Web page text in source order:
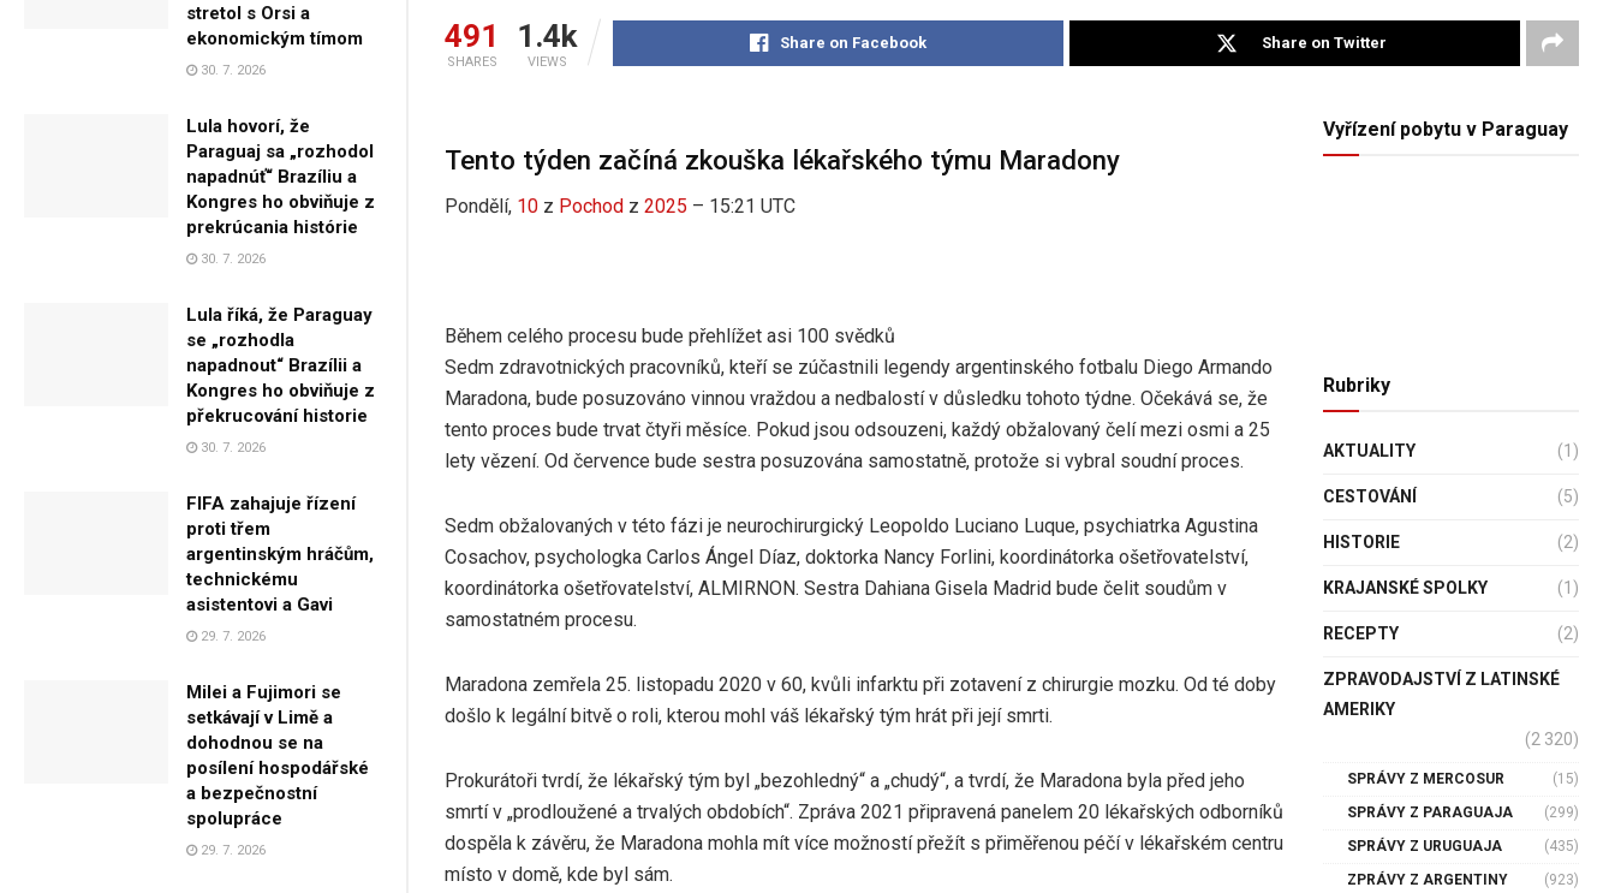
stretol s Orsi a
ekonomickým tímom
30. 7. 2026
Lula hovorí, že
Paraguaj sa „rozhodol
napadnúť“ Brazíliu a
Kongres ho obviňuje z
prekrúcania histórie
30. 7. 2026
Lula říká, že Paraguay
se „rozhodla
napadnout“ Brazílii a
Kongres ho obviňuje z
překrucování historie
30. 7. 2026
FIFA zahajuje řízení
proti třem
argentinským hráčům,
technickému
asistentovi a Gavi
29. 7. 2026
Milei a Fujimori se
setkávají v Limě a
dohodnou se na
posílení hospodářské
a bezpečnostní
spolupráce
29. 7. 2026
491
SHARES
1.4k
VIEWS
Share on Facebook Share on Twitter
Tento týden začíná zkouška lékařského týmu Maradony
Pondělí, 10 z Pochod z 2025 – 15:21 UTC
Během celého procesu bude přehlížet asi 100 svědků
Sedm zdravotnických pracovníků, kteří se zúčastnili legendy argentinského fotbalu Diego Armando
Maradona, bude posuzováno vinnou vraždou a nedbalostí v důsledku tohoto týdne. Očekává se, že
tento proces bude trvat čtyři měsíce. Pokud jsou odsouzeni, každý obžalovaný čelí mezi osmi a 25
lety vězení. Od července bude sestra posuzována samostatně, protože si vybral soudní proces.
Sedm obžalovaných v této fázi je neurochirurgický Leopoldo Luciano Luque, psychiatrka Agustina
Cosachov, psychologka Carlos Ángel Díaz, doktorka Nancy Forlini, koordinátorka ošetřovatelství,
koordinátorka ošetřovatelství, ALMIRNON. Sestra Dahiana Gisela Madrid bude čelit soudům v
samostatném procesu.
Maradona zemřela 25. listopadu 2020 v 60, kvůli infarktu při zotavení z chirurgie mozku. Od té doby
došlo k legální bitvě o roli, kterou mohl váš lékařský tým hrát při její smrti.
Prokurátoři tvrdí, že lékařský tým byl „bezohledný“ a „chudý“, a tvrdí, že Maradona byla před jeho
smrtí v „prodloužené a trvalých obdobích“. Zpráva 2021 připravená panelem 20 lékařských odborníků
dospěla k závěru, že Maradona mohla mít více možností přežít s přiměřenou péčí v lékařském centru
místo v domě, kde byl sám.
Vyřízení pobytu v Paraguay
Rubriky
AKTUALITY (1)
CESTOVÁNÍ (5)
HISTORIE (2)
KRAJANSKÉ SPOLKY (1)
RECEPTY (2)
ZPRAVODAJSTVÍ Z LATINSKÉ
AMERIKY
(2 320)
SPRÁVY Z MERCOSUR
(15)
SPRÁVY Z PARAGUAJA
(299)
SPRÁVY Z URUGUAJA
(435)
ZPRÁVY Z ARGENTINY
(923)